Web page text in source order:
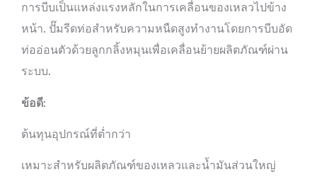
การบีบเป็นแหล่งแรงหลักในการเคลื่อนของเหลวไปข้าง
หน้า. ปั๊มรีดท่อสำหรับความหนืดสูงทำงานโดยการบีบอัด
ท่ออ่อนตัวด้วยลูกกลิ้งหมุนเพื่อเคลื่อนย้ายผลิตภัณฑ์ผ่าน
ระบบ.
ข้อดี:
ต้นทุนอุปกรณ์ที่ต่ำกว่า
เหมาะสำหรับผลิตภัณฑ์ของเหลวและน้ำมันส่วนใหญ่